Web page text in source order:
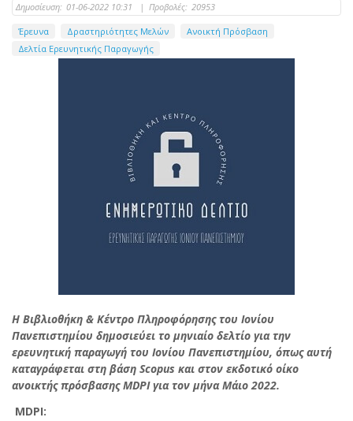
Δημοσίευση: 01-06-2022 10:31 | Προβολές: 20953
Έρευνα Δραστηριότητες Μελών
Ανοικτή Πρόσβαση
Δελτία Ερευνητικής Παραγωγής
Η Βιβλιοθήκη & Κέντρο Πληροφόρησης του Ιονίου
Πανεπιστημίου δημοσιεύει το μηνιαίο δελτίο για την
ερευνητική παραγωγή του Ιονίου Πανεπιστημίου, όπως αυτή
καταγράφεται στη βάση Scopus και στον εκδοτικό οίκο
ανοικτής πρόσβασης MDPI για τον μήνα Μάιο 2022.
MDPI: